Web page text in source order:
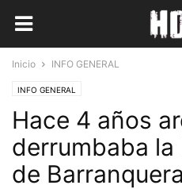
Inicio INFO GENERAL
INFO GENERAL
Hace 4 años
derrumbaba
de